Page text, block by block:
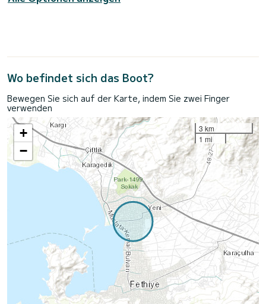
Wo befindet sich das Boot?
Bewegen Sie sich auf der Karte, indem Sie zwei Finger
verwenden
+
−
3 km
1 mi